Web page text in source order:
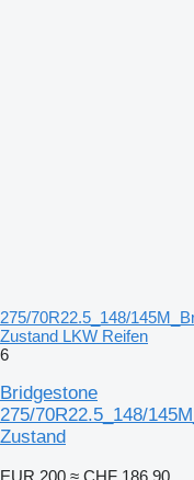
275/70R22.5_148/
Zustand LKW Reifen
6
Bridgestone
275/70R22.5_148/
Zustand
EUR 200 ≈ CHF 186.90